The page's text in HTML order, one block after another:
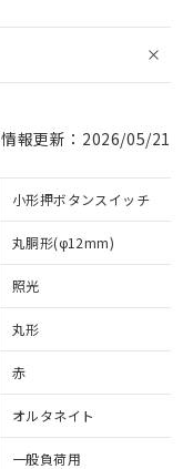
情報更新：2026/05/21
小形押ボタンスイッチ
丸胴形(φ12mm)
照光
丸形
赤
オルタネイト
一般負荷用